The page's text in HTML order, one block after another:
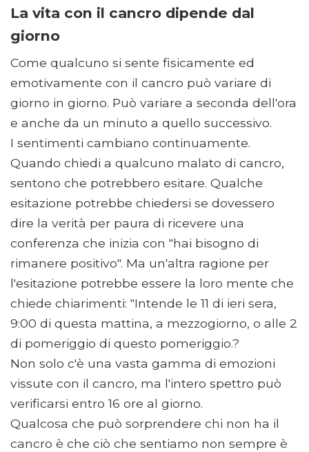
La vita con il cancro dipende dal
giorno
Come qualcuno si sente fisicamente ed
emotivamente con il cancro può variare di
giorno in giorno. Può variare a seconda dell'ora
e anche da un minuto a quello successivo.
I sentimenti cambiano continuamente.
Quando chiedi a qualcuno malato di cancro,
sentono che potrebbero esitare. Qualche
esitazione potrebbe chiedersi se dovessero
dire la verità per paura di ricevere una
conferenza che inizia con "hai bisogno di
rimanere positivo". Ma un'altra ragione per
l'esitazione potrebbe essere la loro mente che
chiede chiarimenti: "Intende le 11 di ieri sera,
9:00 di questa mattina, a mezzogiorno, o alle 2
di pomeriggio di questo pomeriggio.?
Non solo c'è una vasta gamma di emozioni
vissute con il cancro, ma l'intero spettro può
verificarsi entro 16 ore al giorno.
Qualcosa che può sorprendere chi non ha il
cancro è che ciò che sentiamo non sempre è